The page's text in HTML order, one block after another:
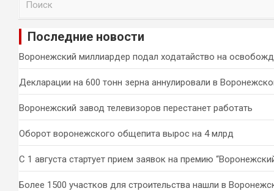
и
Последние новости
Воронежский миллиардер подал ходатайство на
Декларации на 600 тонн зерна аннулировали в
Воронежский завод телевизоров перестанет работать
Оборот воронежского общепита вырос на 4 млрд
С 1 августа стартует прием заявок на премию
Более 1500 участков для строительства нашли в